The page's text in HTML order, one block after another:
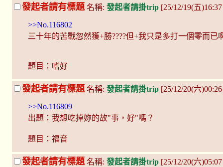
發起者請有標題 名稱: 發起者請掛trip [25/12/19(五
>>No.116802
三十年的苦戰忽然獲+勝????但+我只是多打一個零而已
題目：嗜好
發起者請有標題 名稱: 發起者請掛trip [25/12/20(六
>>No.116809
出題：我想吃掉妳的故"事，好"嗎？
題目：福音
發起者請有標題 名稱: 發起者請掛trip [25/12/20(六